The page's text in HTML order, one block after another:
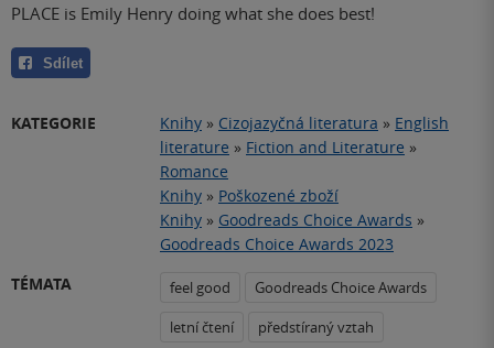
PLACE is Emily Henry doing what she does best!
Sdílet
KATEGORIE Knihy » Cizojazyčná literatura » English
literature » Fiction and Literature »
Romance
Knihy » Poškozené zboží
Knihy » Goodreads Choice Awards »
Goodreads Choice Awards 2023
TÉMATA
feel good
Goodreads Choice Awards
letní čtení
předstíraný vztah